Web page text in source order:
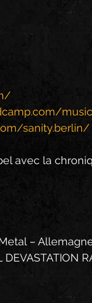
music
sanity.berlin/
avec la
–